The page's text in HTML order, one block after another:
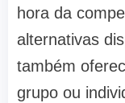
hora da
alternativas
também
grupo ou